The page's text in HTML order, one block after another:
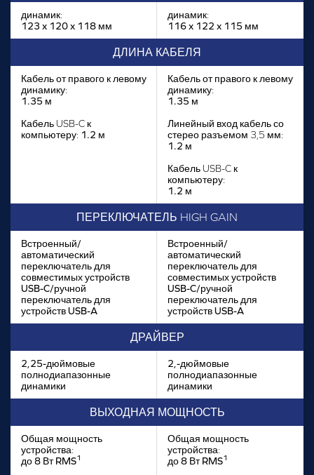
динамик:
123 x 120 x 118 мм
динамик:
116 x 122 x 115 мм
ДЛИНА КАБЕЛЯ
Кабель от правого к левому
динамику:
1.35 м
Кабель USB-C к
компьютеру: 1.2 м
Кабель от правого к левому
динамику:
1.35 м
Линейный вход кабель со
стерео разъемом 3,5 мм:
1.2 м
Кабель USB-C к
компьютеру:
1.2 м
ПЕРЕКЛЮЧАТЕЛЬ HIGH GAIN
Встроенный/
автоматический
переключатель для
совместимых устройств
USB-C/ручной
переключатель для
устройств USB-A
Встроенный/
автоматический
переключатель для
совместимых устройств
USB-C/ручной
переключатель для
устройств USB-A
ДРАЙВЕР
2,25-дюймовые
полнодиапазонные
динамики
2,-дюймовые
полнодиапазонные
динамики
ВЫХОДНАЯ МОЩНОСТЬ
Общая мощность
устройства:
до 8 Вт RMS1
Общая мощность
устройства:
до 8 Вт RMS1